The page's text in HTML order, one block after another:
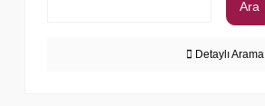
Ara
Detaylı Arama